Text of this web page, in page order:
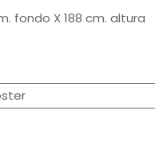
fondo X 188 cm. altura